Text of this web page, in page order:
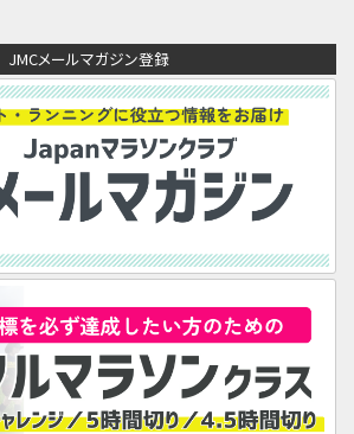
JMCメールマガジン登録